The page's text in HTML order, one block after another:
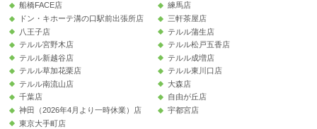
船橋FACE店
練馬店
ドン・キホーテ溝の口駅前出張所店
三軒茶屋店
八王子店
テルル蒲生店
テルル宮野木店
テルル松戸五香店
テルル新越谷店
テルル成増店
テルル草加花栗店
テルル東川口店
テルル南流山店
大森店
千葉店
自由が丘店
神田（2026年4月より一時休業）店
宇都宮店
東京大手町店